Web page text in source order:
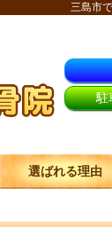
三島市
駐
選ばれる理由